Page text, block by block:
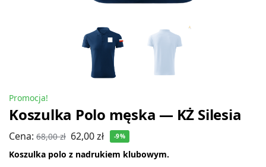
Promocja!
Koszulka Polo męska — KŻ Silesia
Cena: 68,00zł 62,00zł -9%
Koszulka polo z nadrukiem klubowym.